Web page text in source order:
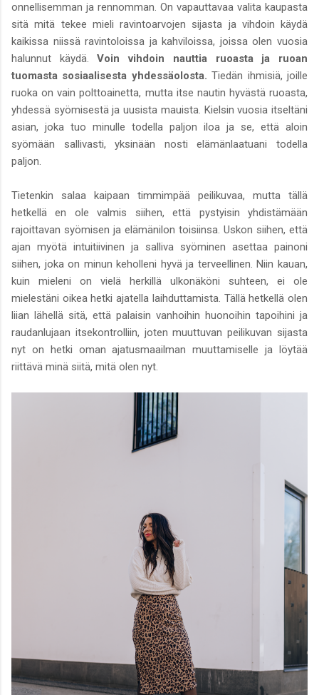
onnellisemman ja rennomman. On vapauttavaa valita kaupasta
sitä mitä tekee mieli ravintoarvojen sijasta ja vihdoin käydä
kaikissa niissä ravintoloissa ja kahviloissa, joissa olen vuosia
halunnut käydä.Voin vihdoin nauttia ruoasta ja ruoan
tuomasta sosiaalisesta yhdessäolosta. Tiedän ihmisiä, joille
ruoka on vain polttoainetta, mutta itse nautin hyvästä ruoasta,
yhdessä syömisestä ja uusista mauista. Kielsin vuosia itseltäni
asian, joka tuo minulle todella paljon iloa ja se, että aloin
syömään sallivasti, yksinään nosti elämänlaatuani todella
paljon.
Tietenkin salaa kaipaan timmimpää peilikuvaa, mutta tällä
hetkellä en ole valmis siihen, että pystyisin yhdistämään
rajoittavan syömisen ja elämänilon toisiinsa. Uskon siihen, että
ajan myötä intuitiivinen ja salliva syöminen asettaa painoni
siihen, joka on minun keholleni hyvä ja terveellinen. Niin kauan,
kuin mieleni on vielä herkillä ulkonäköni suhteen, ei ole
mielestäni oikea hetki ajatella laihduttamista. Tällä hetkellä olen
liian lähellä sitä, että palaisin vanhoihin huonoihin tapoihini ja
raudanlujaan itsekontrolliin, joten muuttuvan peilikuvan sijasta
nyt on hetki oman ajatusmaailman muuttamiselle ja löytää
riittävä minä siitä, mitä olen nyt.